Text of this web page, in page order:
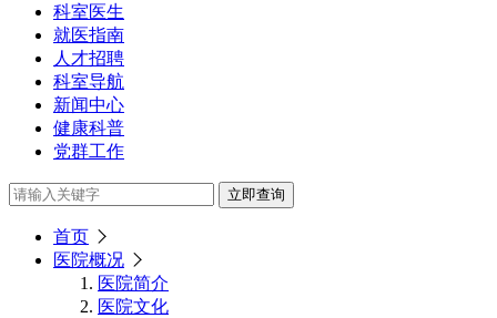
科室医生
就医指南
人才招聘
科室导航
新闻中心
健康科普
党群工作
立即查询
首页
医院概况
医院简介
医院文化